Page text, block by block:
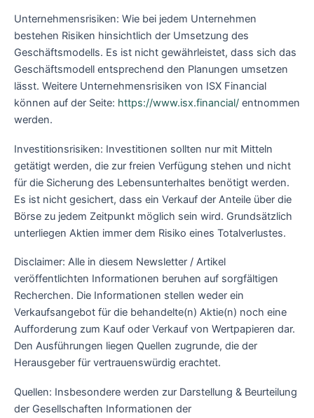
Unternehmensrisiken: Wie bei jedem Unternehmen
bestehen Risiken hinsichtlich der Umsetzung des
Geschäftsmodells. Es ist nicht gewährleistet, dass sich das
Geschäftsmodell entsprechend den Planungen umsetzen
lässt. Weitere Unternehmensrisiken von ISX Financial
können auf der Seite: https://www.isx.financial/ entnommen
werden.
Investitionsrisiken: Investitionen sollten nur mit Mitteln
getätigt werden, die zur freien Verfügung stehen und nicht
für die Sicherung des Lebensunterhaltes benötigt werden.
Es ist nicht gesichert, dass ein Verkauf der Anteile über die
Börse zu jedem Zeitpunkt möglich sein wird. Grundsätzlich
unterliegen Aktien immer dem Risiko eines Totalverlustes.
Disclaimer: Alle in diesem Newsletter / Artikel
veröffentlichten Informationen beruhen auf sorgfältigen
Recherchen. Die Informationen stellen weder ein
Verkaufsangebot für die behandelte(n) Aktie(n) noch eine
Aufforderung zum Kauf oder Verkauf von Wertpapieren dar.
Den Ausführungen liegen Quellen zugrunde, die der
Herausgeber für vertrauenswürdig erachtet.
Quellen: Insbesondere werden zur Darstellung & Beurteilung
der Gesellschaften Informationen der